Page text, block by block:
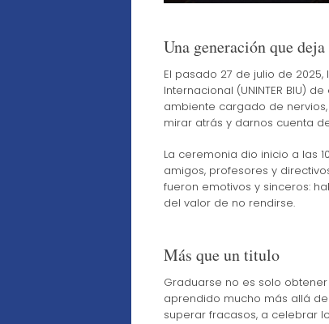
Una generación que
El pasado 27 de julio de
Internacional (UNINTER BIU)
ambiente cargado de
mirar atrás y darnos cuenta
La ceremonia dio inicio a las
amigos, profesores y
fueron emotivos y sinceros:
del valor de no rendirse.
Más que un titulo
Graduarse no es solo
aprendido mucho más allá
superar fracasos, a celebrar